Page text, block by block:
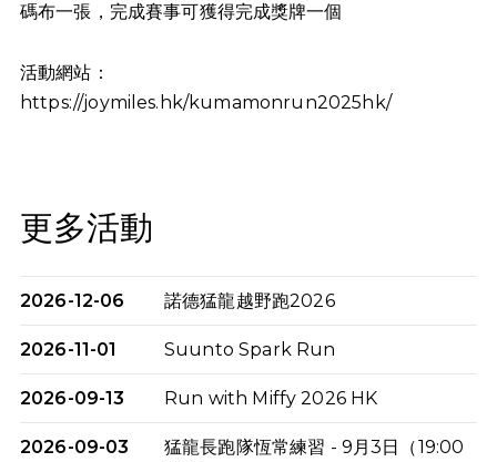
碼布一張，完成賽事可獲得完成獎牌一個
活動網站：
https://joymiles.hk/kumamonrun2025hk/
更多活動
2026-12-06 諾德猛龍越野跑2026
2026-11-01 Suunto Spark Run
2026-09-13 Run with Miffy 2026 HK
2026-09-03
猛龍長跑隊恆常練習 - 9月3日（19:00